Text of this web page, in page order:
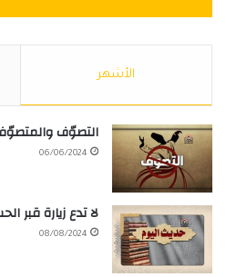
الأشهر
التصوّف
06/06/2024
لا تدع زيارة قبر
08/08/2024